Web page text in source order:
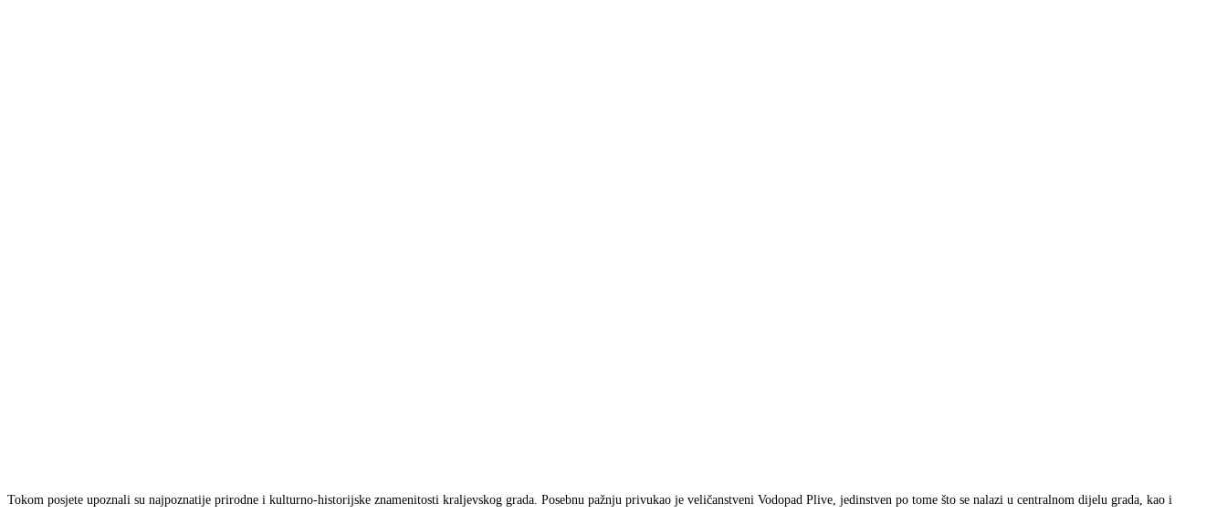
Tokom posjete upoznali su najpoznatije prirodne i kulturno-historijske znamenitosti kraljevskog grada. Posebnu pažnju privukao je veličanstveni Vodopad Plive, jedinstven po tome što se nalazi u centralnom dijelu grada, kao i